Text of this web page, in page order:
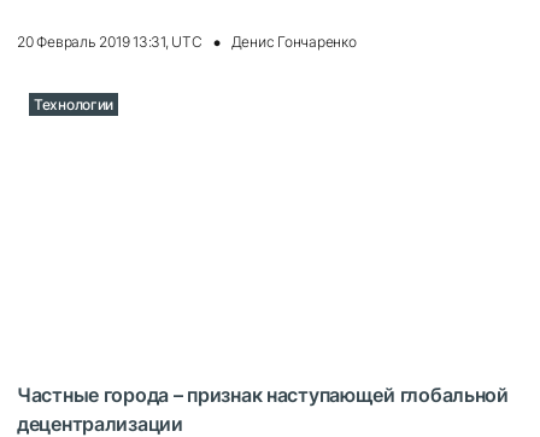
20 Февраль 2019 13:31, UTC Денис Гончаренко
Технологии
Частные города – признак наступающей глобальной
децентрализации